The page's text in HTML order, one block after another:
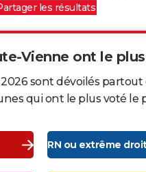
les résultats
Vienne ont le
sont dévoilés
qui ont le plus voté le
RN ou extrême